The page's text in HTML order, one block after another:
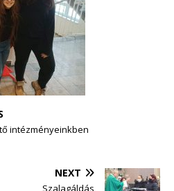
intézményeinkben
NEXT
Szalagáldás